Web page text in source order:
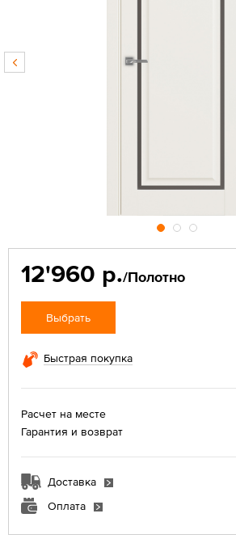
12'960 р./Полотно
Выбрать
Быстрая покупка
Расчет на месте
Гарантия и возврат
Доставка
Оплата